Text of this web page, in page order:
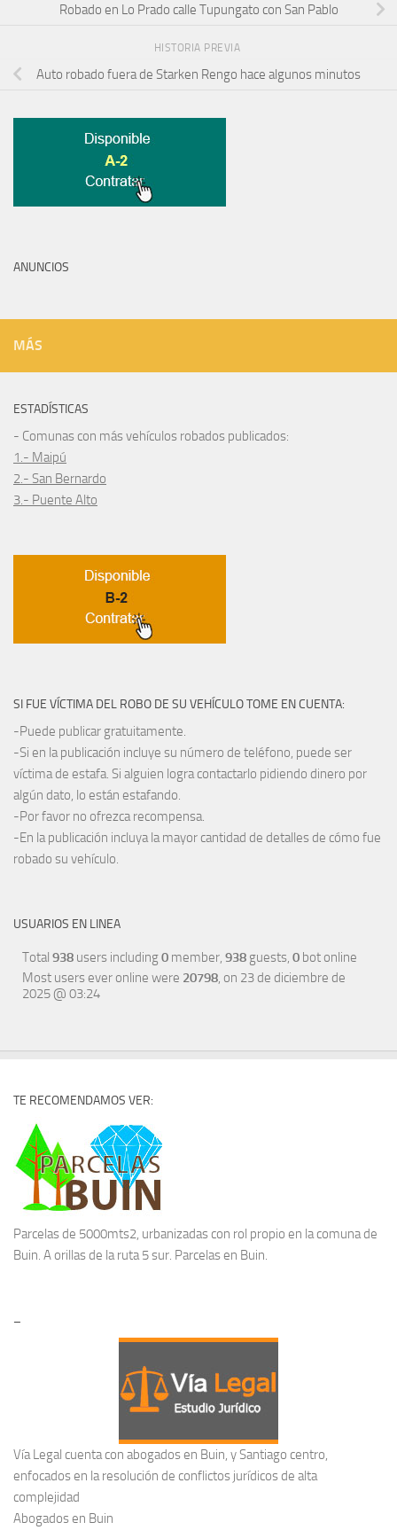
Robado en Lo Prado calle Tupungato con San Pablo
HISTORIA PREVIA
Auto robado fuera de Starken Rengo hace algunos minutos
ANUNCIOS
MÁS
ESTADÍSTICAS
- Comunas con más vehículos robados publicados:
1.- Maipú
2.- San Bernardo
3.- Puente Alto
SI FUE VÍCTIMA DEL ROBO DE SU VEHÍCULO TOME EN CUENTA:
-Puede publicar gratuitamente.
-Si en la publicación incluye su número de teléfono, puede ser
víctima de estafa. Si alguien logra contactarlo pidiendo dinero por
algún dato, lo están estafando.
-Por favor no ofrezca recompensa.
-En la publicación incluya la mayor cantidad de detalles de cómo fue
robado su vehículo.
USUARIOS EN LINEA
Total 938 users including0 member, 938 guests, 0 bot online
Most users ever online were 20798, on 23 de diciembre de
2025 @ 03:24
TE RECOMENDAMOS VER:
Parcelas de 5000mts2, urbanizadas con rol propio en la comuna de
Buin. A orillas de la ruta 5 sur. Parcelas en Buin.
–
Vía Legal cuenta con abogados en Buin, y Santiago centro,
enfocados en la resolución de conflictos jurídicos de alta
complejidad
Abogados en Buin